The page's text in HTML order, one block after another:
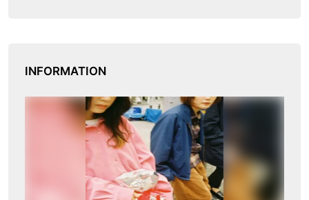
INFORMATION